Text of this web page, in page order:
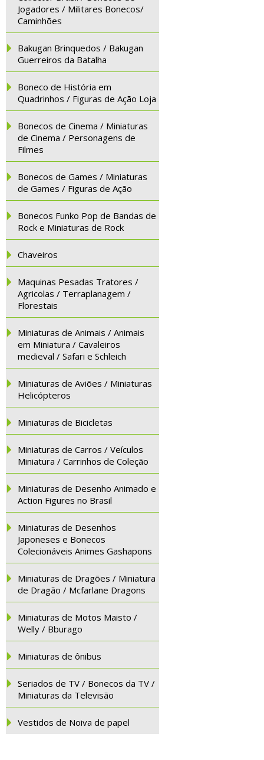
Jogadores / Militares Bonecos/
Caminhões
Bakugan Brinquedos / Bakugan
Guerreiros da Batalha
Boneco de História em
Quadrinhos / Figuras de Ação Loja
Bonecos de Cinema / Miniaturas
de Cinema / Personagens de
Filmes
Bonecos de Games / Miniaturas
de Games / Figuras de Ação
Bonecos Funko Pop de Bandas de
Rock e Miniaturas de Rock
Chaveiros
Maquinas Pesadas Tratores /
Agricolas / Terraplanagem /
Florestais
Miniaturas de Animais / Animais
em Miniatura / Cavaleiros
medieval / Safari e Schleich
Miniaturas de Aviões / Miniaturas
Helicópteros
Miniaturas de Bicicletas
Miniaturas de Carros / Veículos
Miniatura / Carrinhos de Coleção
Miniaturas de Desenho Animado e
Action Figures no Brasil
Miniaturas de Desenhos
Japoneses e Bonecos
Colecionáveis Animes Gashapons
Miniaturas de Dragões / Miniatura
de Dragão / Mcfarlane Dragons
Miniaturas de Motos Maisto /
Welly / Bburago
Miniaturas de ônibus
Seriados de TV / Bonecos da TV /
Miniaturas da Televisão
Vestidos de Noiva de papel